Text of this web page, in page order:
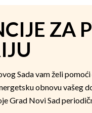
ZA
Sada vam želi
obnovu vašeg
Grad Novi Sad